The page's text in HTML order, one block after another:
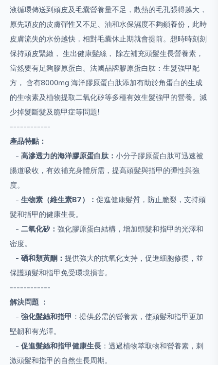
液循環傳送到頭皮及毛囊營養量不足，散熱的毛孔張得越大，
原先頭皮的皮膚彈性又不足、油和水保濕度不夠鎖養份，此時
皮膚流失的水份越快，相對毛囊休止期就會提前。想時時刻刻
保持頭皮緊緻， 生出健康髮絲， 除左補充頭髮生長營養素，
當然要有足夠膠原蛋白。法國品牌膠原蛋白肽：生髮強甲配
方， 含有8000mg 海洋膠原蛋白肽添加有助於角蛋白的生成
的生物素及植物提取二氧化矽等多種有效生髮強甲的營養。減
少掉髮斷髮及脆甲症等問題!
------------
產品特點：
- 高滲透力的海洋膠原蛋白肽： 小分子膠原蛋白肽可迅速被
腸道吸收，有效補充身體所需，提高頭髮與指甲的彈性與強
度。
- 生物素（維生素B7）： 促進健康髮質，防止脆裂，支持頭
髮和指甲的健康生長。
- 二氧化矽： 強化膠原蛋白結構，增加頭髮和指甲的光澤和
密度。
- 硒和類黃酮： 提供強大的抗氧化支持，促進細胞修復，並
保護頭髮和指甲免受環境損害。
------------
解決問題 ：
- 強化髮絲和指甲 ：提供必需的營養素，使頭髮和指甲更加
堅韌和有光澤。
- 促進髮絲和指甲健康生長 ：透過植物萃取物和營養素，刺
激頭髮和指甲的自然生長周期。